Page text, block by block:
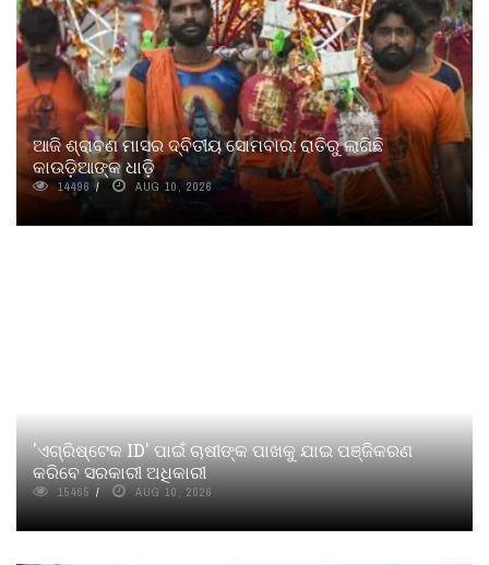
ଆଜି ଶ୍ରାବଣ ମାସର ଦ୍ବିତୀୟ ସୋମବାର: ରାତିରୁ ଲାଗିଛି
କାଉଡ଼ିଆଙ୍କ ଧାଡ଼ି
14496 AUG 10, 2026
'ଏଗ୍ରିଷ୍ଟେକ ID' ପାଇଁ ଚାଷୀଙ୍କ ପାଖକୁ ଯାଇ ପଞ୍ଜିକରଣ
କରିବେ ସରକାରୀ ଅଧିକାରୀ
15465 AUG 10, 2026